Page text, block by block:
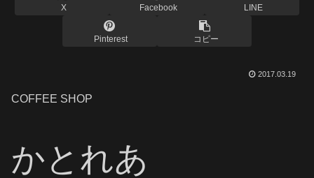
X Facebook LINE
Pinterest コピー
2017.03.19
COFFEE SHOP
かとれあ